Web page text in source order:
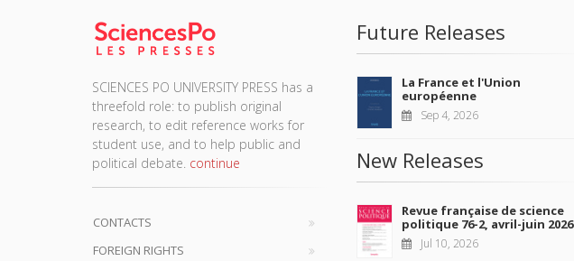
SCIENCES PO UNIVERSITY PRESS has a
threefold role: to publish original
research, to edit reference works for
student use, and to help public and
political debate. continue
CONTACTS
FOREIGN RIGHTS
Future Releases
La France et l'Union
européenne
Sep 4, 2026
New Releases
Revue française de science
politique 76-2, avril-juin 2026
Jul 10, 2026